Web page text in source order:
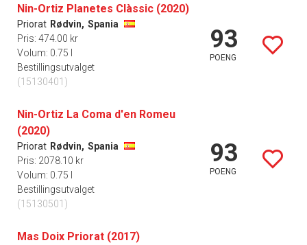
Nin-Ortiz Planetes Clàssic (2020)
Priorat Rødvin, Spania
Pris: 474.00 kr
Volum: 0.75 l
Bestillingsutvalget
(15130401)
93
POENG
Nin-Ortiz La Coma d'en Romeu
(2020)
Priorat Rødvin, Spania
Pris: 2078.10 kr
Volum: 0.75 l
Bestillingsutvalget
(15130501)
93
POENG
Mas Doix Priorat (2017)